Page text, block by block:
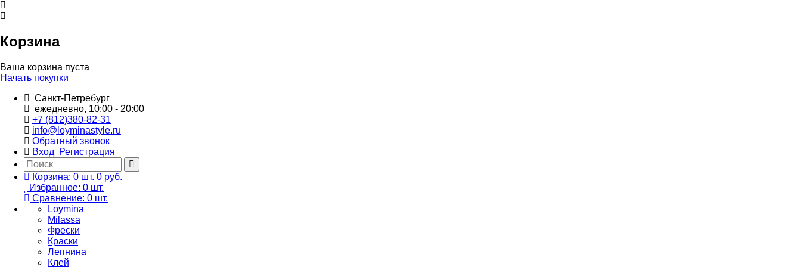
Корзина
Ваша корзина пуста
Начать покупки
Санкт-Петребург
ежедневно, 10:00 - 20:00
+7 (812)380-82-31
info@loyminastyle.ru
Обратный звонок
Вход
Регистрация
Корзина: 0 шт. 0 руб.
Избранное: 0 шт.
Сравнение: 0 шт.
Loymina
Milassa
Фрески
Краски
Лепнина
Клей